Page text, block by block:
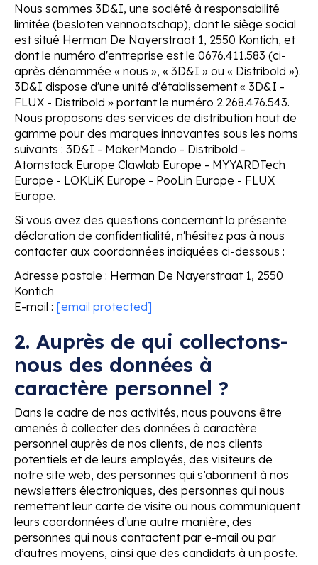
Nous sommes 3D&I, une société à responsabilité
limitée (besloten vennootschap), dont le siège social
est situé Herman De Nayerstraat 1, 2550 Kontich, et
dont le numéro d'entreprise est le 0676.411.583 (ci-
après dénommée « nous », « 3D&I » ou « Distribold »).
3D&I dispose d'une unité d'établissement « 3D&I -
FLUX - Distribold » portant le numéro 2.268.476.543.
Nous proposons des services de distribution haut de
gamme pour des marques innovantes sous les noms
suivants : 3D&I - MakerMondo - Distribold -
Atomstack Europe Clawlab Europe - MYYARDTech
Europe - LOKLiK Europe - PooLin Europe - FLUX
Europe.
Si vous avez des questions concernant la présente
déclaration de confidentialité, n'hésitez pas à nous
contacter aux coordonnées indiquées ci-dessous :
Adresse postale : Herman De Nayerstraat 1, 2550
Kontich
E-mail : [email protected]
2. Auprès de qui collectons-
nous des données à
caractère personnel ?
Dans le cadre de nos activités, nous pouvons être
amenés à collecter des données à caractère
personnel auprès de nos clients, de nos clients
potentiels et de leurs employés, des visiteurs de
notre site web, des personnes qui s’abonnent à nos
newsletters électroniques, des personnes qui nous
remettent leur carte de visite ou nous communiquent
leurs coordonnées d’une autre manière, des
personnes qui nous contactent par e-mail ou par
d’autres moyens, ainsi que des candidats à un poste.